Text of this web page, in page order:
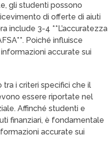
gli studenti possono
di offerte di aiuti
include 3-4 **L’accuratezza
Poiché influisce
accurate sui
i criteri specifici che il
essere riportate nel
Affinché studenti e
finanziari, è fondamentale
accurate sui